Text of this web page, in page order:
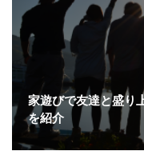
家遊びで友達と盛り
を紹介